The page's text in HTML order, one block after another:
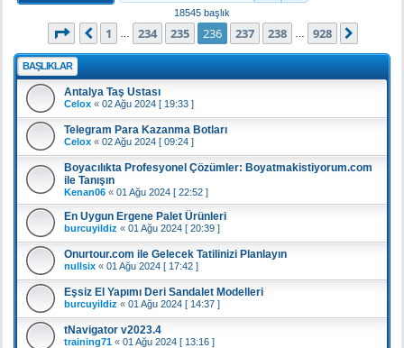
18545 başlık
236. sayfa (Toplam928 sayfa)
Önceki
1 234 235 236 237 238 928
BAŞLIKLAR
Antalya Taş Ustası
Celox « 02 Ağu 2024 [ 19:33 ]
Telegram Para Kazanma Botları
Celox « 02 Ağu 2024 [ 09:24 ]
Boyacılıkta Profesyonel Çözümler: Boyatmakistiyorum.com
ile Tanışın
Kenan06 « 01 Ağu 2024 [ 22:52 ]
En Uygun Ergene Palet Ürünleri
burcuyildiz « 01 Ağu 2024 [ 20:39 ]
Onurtour.com ile Gelecek Tatilinizi Planlayın
nullsix « 01 Ağu 2024 [ 17:42 ]
Eşsiz El Yapımı Deri Sandalet Modelleri
burcuyildiz « 01 Ağu 2024 [ 14:37 ]
tNavigator v2023.4
training71 « 01 Ağu 2024 [ 13:16 ]